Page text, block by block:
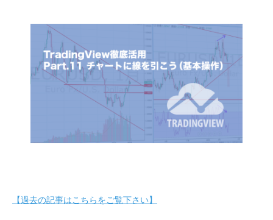
【過去の記事はこちらをご覧下さい】